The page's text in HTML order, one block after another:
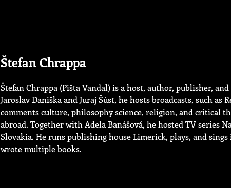
Štefan Chrappa
Štefan Chrappa (Pišta Vandal) is a host, author, publisher,
Jaroslav Daniška and Juraj Šúst, he hosts broadcasts, such as
comments culture, philosophy science, religion, and critical
abroad. Together with Adela Banášová, he hosted TV series
Slovakia. He runs publishing house Limerick, plays, and sings
wrote multiple books.